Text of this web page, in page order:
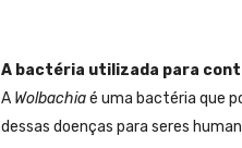
A bactéria utilizada para
A Wolbachiaé uma bactéria que
dessas doenças para seres